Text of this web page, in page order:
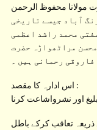
مولانا محفوظ الرحمن
نے 2سال قبل اورنگ آباد جیسے تاریخی
محمد راشد اعظمی
مراٹھواڑہ حضرت
رحمانی ہیں ۔
اس ادارہ کا مقصد :
اور نشرواشاعت کرنا
ذریعہ تعاقب کرکے باطل